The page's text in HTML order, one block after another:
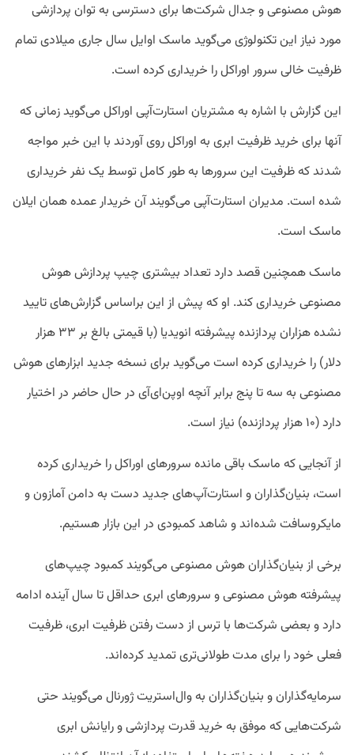
هوش مصنوعی و جدال شرکت‌ها برای دسترسی به توان پردازشی
مورد نیاز این تکنولوژی می‌گوید ماسک اوایل سال جاری میلادی تمام
ظرفیت خالی سرور اوراکل را خریداری کرده است.
این گزارش با اشاره به مشتریان استارت‌آپی اوراکل می‌گوید زمانی که
آنها برای خرید ظرفیت ابری به اوراکل روی آوردند با این خبر مواجه
شدند که ظرفیت این سرورها به طور کامل توسط یک نفر خریداری
شده است. مدیران استارت‌آپی می‌گویند آن خریدار عمده همان ایلان
ماسک است.
ماسک همچنین قصد دارد تعداد بیشتری چیپ پردازش هوش
مصنوعی خریداری کند. او که پیش از این براساس گزارش‌های تایید
نشده هزاران پردازنده پیشرفته انویدیا (با قیمتی بالغ بر ۳۳ هزار
دلار) را خریداری کرده است می‌گوید برای نسخه جدید ابزارهای هوش
مصنوعی به سه تا پنج برابر آنچه اوپن‌ای‌آی در حال حاضر در اختیار
دارد (۱۰ هزار پردازنده) نیاز است.
از آنجایی که ماسک باقی مانده سرور‌های اوراکل را خریداری کرده
است، بنیان‌گذاران و استارت‌آپ‌های جدید دست به دامن آمازون و
مایکروسافت شده‌اند و شاهد کمبودی در این بازار هستیم.
برخی از بنیان‌گذاران هوش مصنوعی می‌گویند کمبود چیپ‌های
پیشرفته هوش مصنوعی و سرورهای ابری حداقل تا سال آینده ادامه
دارد و بعضی شرکت‌ها با ترس از دست رفتن ظرفیت ابری، ظرفیت
فعلی خود را برای مدت طولانی‌تری تمدید کرده‌اند.
سرمایه‌گذاران و بنیان‌گذاران به وال‌استریت‌ ژورنال می‌گویند حتی
شرکت‌هایی که موفق به خرید قدرت پردازشی و رایانش ابری